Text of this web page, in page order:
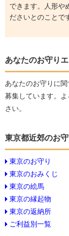
できます。人形や
ださいとのことで
あなたのお守り
あなたのお守りに
募集しています。
さい。
東京都近郊のお
東京のお守り
東京のおみくじ
東京の絵馬
東京の縁起物
東京の返納所
ご利益別一覧